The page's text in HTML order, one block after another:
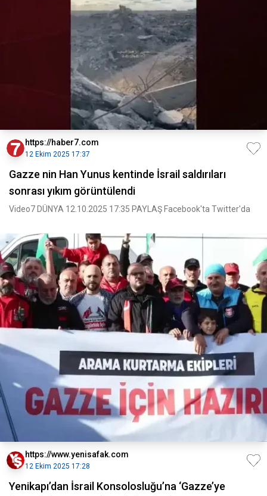
https://haber7.com
12 Ekim 2025 17:37
Gazze nin Han Yunus kentinde İsrail saldırıları
sonrası yıkım görüntülendi
Video7 DÜNYA 12.10.2025 17:35 PAYLAŞ Facebook'ta Twitter'da
https://www.yenisafak.com
12 Ekim 2025 17:28
Yenikapı’dan İsrail Konsolosluğu’na ‘Gazze’ye